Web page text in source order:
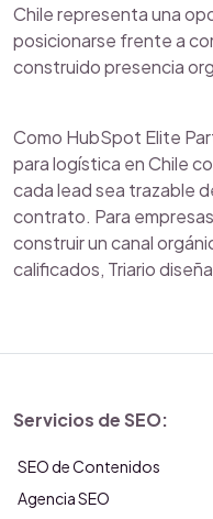
Chile representa una
posicionarse frente a
construido presencia
Como HubSpot Elite
para logística en Chile
cada lead sea trazable
contrato. Para
construir un canal
calificados, Triario
Servicios de SEO:
SEO de Contenidos
Agencia SEO